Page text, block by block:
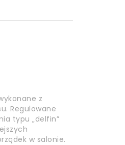
z
Regulowane
typu „delfin”
w salonie.